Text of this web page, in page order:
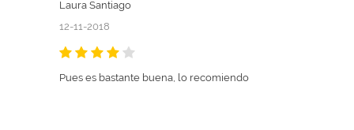
Laura Santiago
12-11-2018
Pues es bastante buena, lo recomiendo